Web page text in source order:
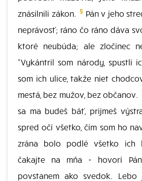
znásilnili zákon. 5 Pán v jeho
neprávosť; ráno čo ráno dáva
ktoré neubúda; ale zločinec
"Vykántril som národy, spustli
som ich ulice, takže niet
mestá, bez mužov, bez občanov.
sa ma budeš báť, prijmeš
spred očí všetko, čím som ho
zrána bolo podlé všetko ich
čakajte na mňa - hovorí
povstanem ako svedok.